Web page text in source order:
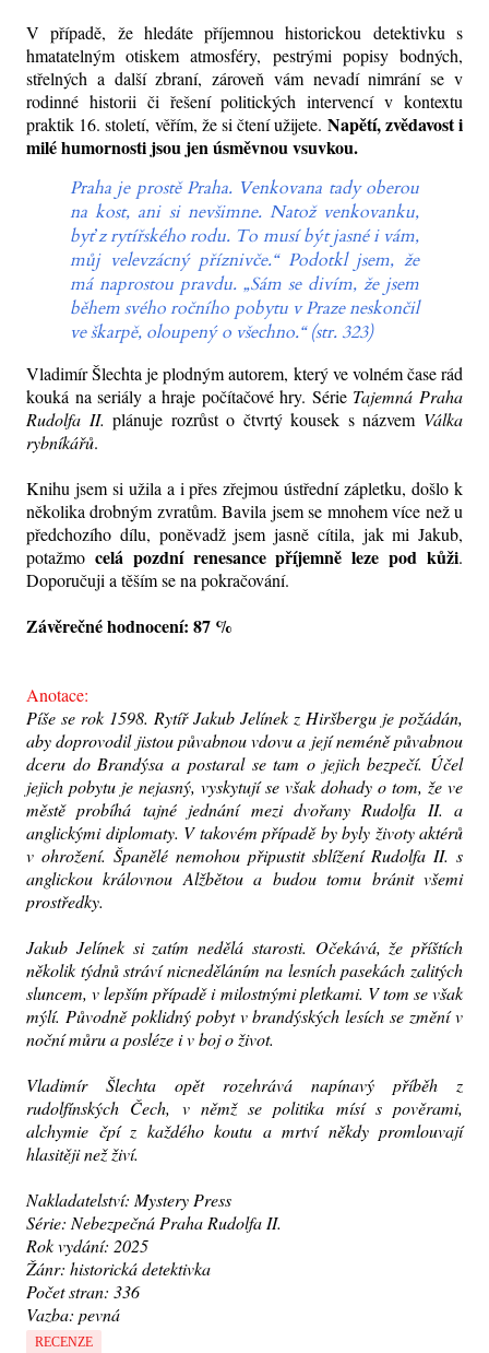
V případě, že hledáte příjemnou historickou detektivku s
hmatatelným otiskem atmosféry, pestrými popisy bodných,
střelných a další zbraní, zároveň vám nevadí nimrání se v
rodinné historii či řešení politických intervencí v kontextu
praktik 16. století, věřím, že si čtení užijete. Napětí, zvědavost i
milé humornosti jsou jen úsměvnou vsuvkou.
Praha je prostě Praha. Venkovana tady oberou
na kost, ani si nevšimne. Natož venkovanku,
byť z rytířského rodu. To musí být jasné i vám,
můj velevzácný příznivče.“ Podotkl jsem, že
má naprostou pravdu. „Sám se divím, že jsem
během svého ročního pobytu v Praze neskončil
ve škarpě, oloupený o všechno.“ (str. 323)
Vladimír Šlechta je plodným autorem, který ve volném čase rád
kouká na seriály a hraje počítačové hry. Série Tajemná Praha
Rudolfa II. plánuje rozrůst o čtvrtý kousek s názvem Válka
rybníkářů.
Knihu jsem si užila a i přes zřejmou ústřední zápletku, došlo k
několika drobným zvratům. Bavila jsem se mnohem více než u
předchozího dílu, poněvadž jsem jasně cítila, jak mi Jakub,
potažmo celá pozdní renesance příjemně leze pod kůži.
Doporučuji a těším se na pokračování.
Závěrečné hodnocení: 87 %
Anotace:
Píše se rok 1598. Rytíř Jakub Jelínek z Hiršbergu je požádán,
aby doprovodil jistou půvabnou vdovu a její neméně půvabnou
dceru do Brandýsa a postaral se tam o jejich bezpečí. Účel
jejich pobytu je nejasný, vyskytují se však dohady o tom, že ve
městě probíhá tajné jednání mezi dvořany Rudolfa II. a
anglickými diplomaty. V takovém případě by byly životy aktérů
v ohrožení. Španělé nemohou připustit sblížení Rudolfa II. s
anglickou královnou Alžbětou a budou tomu bránit všemi
prostředky.
Jakub Jelínek si zatím nedělá starosti. Očekává, že příštích
několik týdnů stráví nicneděláním na lesních pasekách zalitých
sluncem, v lepším případě i milostnými pletkami. V tom se však
mýlí. Původně poklidný pobyt v brandýských lesích se změní v
noční můru a posléze i v boj o život.
Vladimír Šlechta opět rozehrává napínavý příběh z
rudolfínských Čech, v němž se politika mísí s pověrami,
alchymie čpí z každého koutu a mrtví někdy promlouvají
hlasitěji než živí.
Nakladatelství: Mystery Press
Série: Nebezpečná Praha Rudolfa II.
Rok vydání: 2025
Žánr: historická detektivka
Počet stran: 336
Vazba: pevná
RECENZE